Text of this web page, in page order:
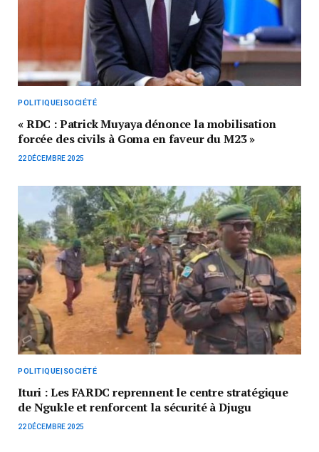
POLITIQUE|SOCIÉTÉ
« RDC : Patrick Muyaya dénonce la mobilisation
forcée des civils à Goma en faveur du M23 »
22 DÉCEMBRE 2025
POLITIQUE|SOCIÉTÉ
Ituri : Les FARDC reprennent le centre stratégique
de Ngukle et renforcent la sécurité à Djugu
22 DÉCEMBRE 2025